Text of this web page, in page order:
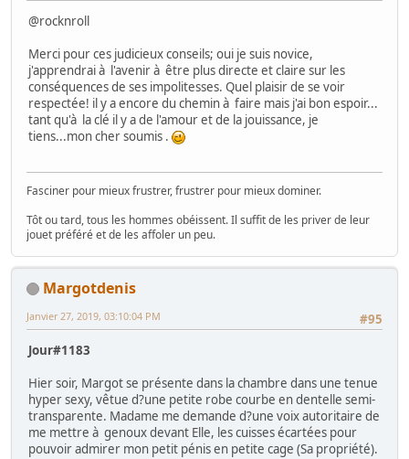
@rocknroll
Merci pour ces judicieux conseils; oui je suis novice,
j'apprendrai à l'avenir à être plus directe et claire sur les
conséquences de ses impolitesses. Quel plaisir de se voir
respectée! il y a encore du chemin à faire mais j'ai bon espoir...
tant qu'à la clé il y a de l'amour et de la jouissance, je
tiens...mon cher soumis .
Fasciner pour mieux frustrer, frustrer pour mieux dominer.
Tôt ou tard, tous les hommes obéissent. Il suffit de les priver de leur
jouet préféré et de les affoler un peu.
Margotdenis
#95
Janvier 27, 2019, 03:10:04 PM
Jour#1183
Hier soir, Margot se présente dans la chambre dans une tenue
hyper sexy, vêtue d?une petite robe courbe en dentelle semi-
transparente. Madame me demande d?une voix autoritaire de
me mettre à genoux devant Elle, les cuisses écartées pour
pouvoir admirer mon petit pénis en petite cage (Sa propriété).